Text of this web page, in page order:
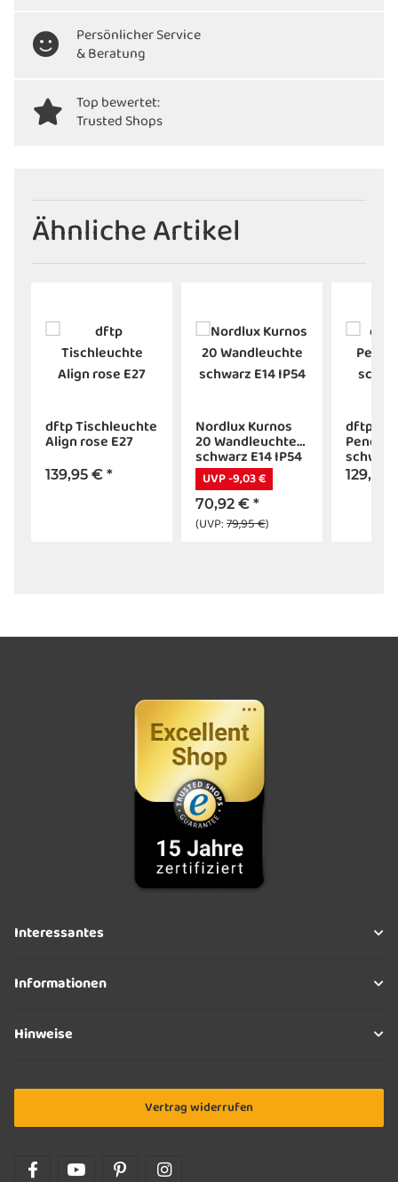
Persönlicher Service
& Beratung
Top bewertet:
Trusted Shops
Ähnliche Artikel
dftp Tischleuchte
Align rose E27
139,95 € *
Nordlux Kurnos
20 Wandleuchte
schwarz E14 IP54
UVP -9,03 €
70,92 € *
(UVP:79,95 €)
dftp
129,95
Interessantes
Informationen
Hinweise
Vertrag widerrufen